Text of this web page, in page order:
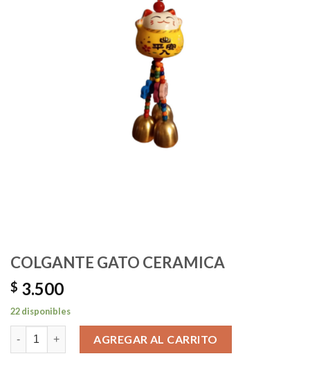
COLGANTE GATO CERAMICA
$ 3.500
22 disponibles
COLGANTE GATO CERAMICA cantidad
AGREGAR AL CARRITO